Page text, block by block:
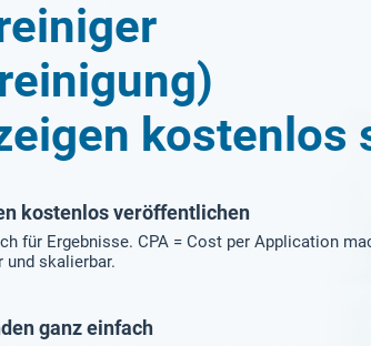
kostenlos
kostenlos veröffentlichen
für Ergebnisse. CPA = Cost per Application
und skalierbar.
ganz einfach